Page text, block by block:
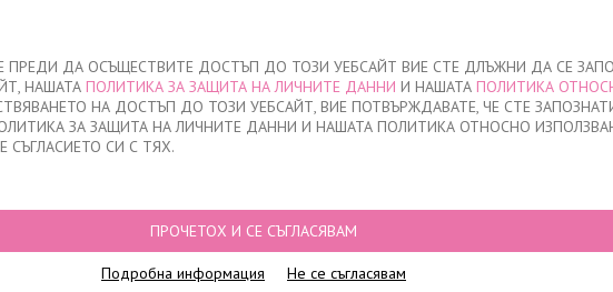
ПРЕДИ ДА ОСЪЩЕСТВИТЕ ДОСТЪП ДО ТОЗИ УЕБСАЙТ ВИЕ СТЕ ДЛЪЖНИ ДА СЕ
НАШАТА ПОЛИТИКА ЗА ЗАЩИТА НА ЛИЧНИТЕ ДАННИ И НАШАТА ПОЛИТИКА
НА ДОСТЪП ДО ТОЗИ УЕБСАЙТ, ВИЕ ПОТВЪРЖДАВАТЕ, ЧЕ СТЕ
ЗА ЗАЩИТА НА ЛИЧНИТЕ ДАННИ И НАШАТА ПОЛИТИКА ОТНОСНО
СЪГЛАСИЕТО СИ С ТЯХ.
ПРОЧЕТОХ И СЕ СЪГЛАСЯВАМ
Подробна информация Не се съгласявам
ДЕТСКО НАМАЛЕНИЯ КЪДЕ ДА КУПЯ КОНТАКТИ
Мъжки боксерки Дълбоки,